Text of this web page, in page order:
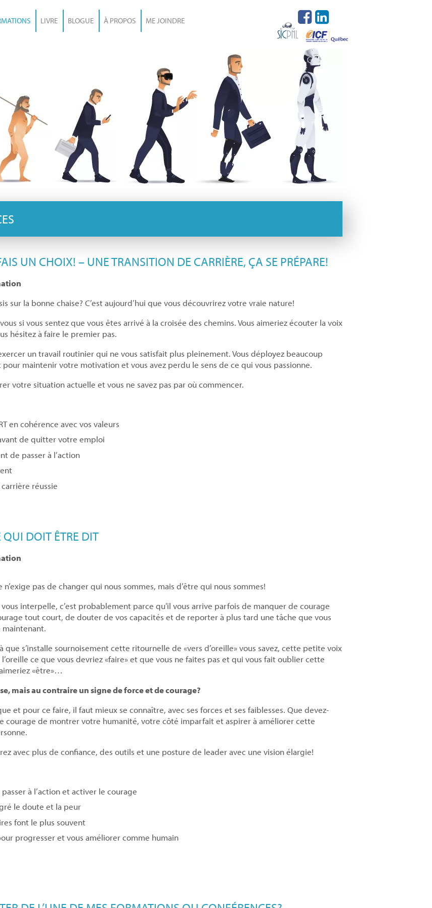
LIVRE BLOGUE À PROPOS ME JOINDRE
FORMATIONS ET CONFÉRENCES
UN CHOIX! – UNE TRANSITION DE CARRIÈRE, ÇA SE PRÉPARE!
sur la bonne chaise? C’est aujourd’hui que vous découvrirez votre vraie nature!
si vous sentez que vous êtes arrivé à la croisée des chemins. Vous aimeriez écouter la voix
hésitez à faire le premier pas.
un travail routinier qui ne vous satisfait plus pleinement. Vous déployez beaucoup
pour maintenir votre motivation et vous avez perdu le sens de ce qui vous passionne.
votre situation actuelle et vous ne savez pas par où commencer.
en cohérence avec vos valeurs
de quitter votre emploi
de passer à l’action
réussie
QUI DOIT ÊTRE DIT
pas de changer qui nous sommes, mais d’être qui nous sommes!
interpelle, c’est probablement parce qu’il vous arrive parfois de manquer de courage
tout court, de douter de vos capacités et de reporter à plus tard une tâche que vous
que s’installe sournoisement cette ritournelle de «vers d’oreille» vous savez, cette petite voix
ce que vous devriez «faire» et que vous ne faites pas et qui vous fait oublier cette
«être»…
mais au contraire un signe de force et de courage?
et pour ce faire, il faut mieux se connaître, avec ses forces et ses faiblesses. Que devez-
courage de montrer votre humanité, votre côté imparfait et aspirer à améliorer cette
avec plus de confiance, des outils et une posture de leader avec une vision élargie!
à l’action et activer le courage
le doute et la peur
font le plus souvent
progresser et vous améliorer comme humain